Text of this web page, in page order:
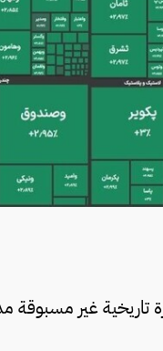
غير مسبوقة